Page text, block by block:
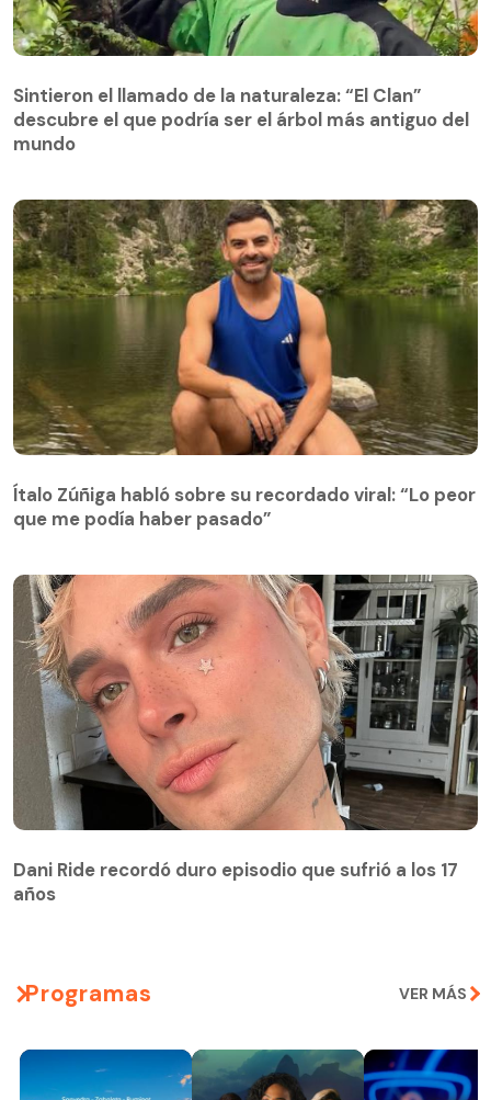
descubre el que podría ser el árbol más antiguo del
mundo
Sintieron el llamado de la naturaleza: “El Clan”
descubre el que podría ser el árbol más antiguo del
mundo
Ítalo Zúñiga habló sobre su recordado viral: “Lo peor
que me podía haber pasado”
Dani Ride recordó duro episodio que sufrió a los 17
años
Programas VER MÁS